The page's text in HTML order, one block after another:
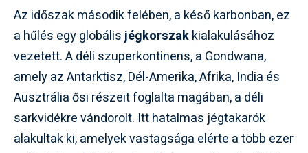
Az időszak második felében, a késő karbonban, ez
a hűlés egy globálisjégkorszakkialakulásához
vezetett. A déli szuperkontinens, a Gondwana,
amely az Antarktisz, Dél-Amerika, Afrika, India és
Ausztrália ősi részeit foglalta magában, a déli
sarkvidékre vándorolt. Itt hatalmas jégtakarók
alakultak ki, amelyek vastagsága elérte a több ezer